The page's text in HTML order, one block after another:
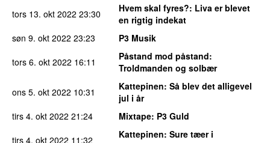
tors 13. okt 2022 23:30 Hvem skal fyres?: Liva er blevet
en rigtig indekat
søn 9. okt 2022 23:23
P3 Musik
tors 6. okt 2022 16:11 Påstand mod påstand:
Troldmanden og solbær
ons 5. okt 2022 10:31 Kattepinen: Så blev det alligevel
jul i år
tirs 4. okt 2022 21:24 Mixtape: P3 Guld
tirs 4. okt 2022 11:32 Kattepinen: Sure tæer i